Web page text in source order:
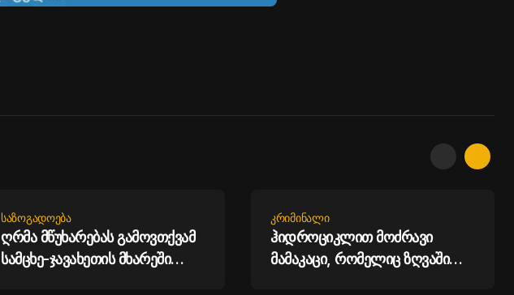
ᲡᲐᲖᲝᲒᲐᲓᲝᲔᲑᲐ
ღრმა მწუხარებას გამოვთქვამ
სამცხე-ჯავახეთის მხარეში
ᲙᲠᲘᲛᲘᲜᲐᲚᲘ
ჰიდროციკლით მოძრავი
მამაკაცი, რომელიც ზღვაში